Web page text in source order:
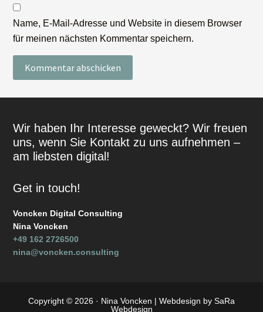
Name, E-Mail-Adresse und Website in diesem Browser
für meinen nächsten Kommentar speichern.
Footer
Wir haben Ihr Interesse geweckt? Wir freuen
uns, wenn Sie Kontakt zu uns aufnehmen –
am liebsten digital!
Get in touch!
Voncken Digital Consulting
Nina Voncken
+49 162 2726500
nina@voncken.consulting
Copyright © 2026 · Nina Voncken | Webdesign by SaRa
Webdesign